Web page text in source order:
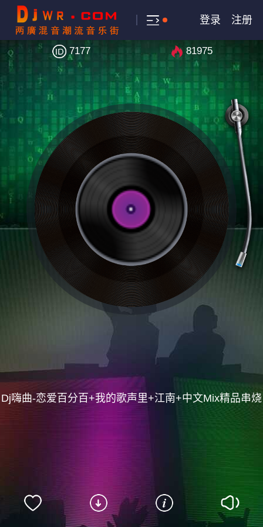
登录 注册
Dj嗨曲-恋爱百分百+我的歌声里+江南+中文Mix精品串烧
7177 81975